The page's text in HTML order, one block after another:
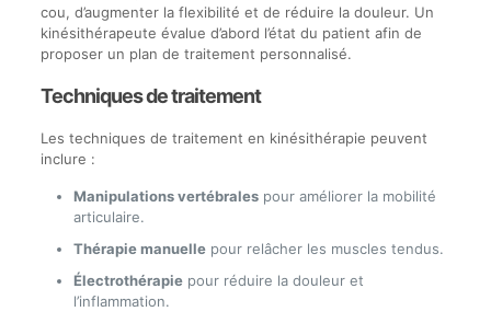
cou, d’augmenter la flexibilité et de réduire la douleur. Un
kinésithérapeute évalue d’abord l’état du patient afin de
proposer un plan de traitement personnalisé.
Techniques de traitement
Les techniques de traitement en kinésithérapie peuvent
inclure :
Manipulations vertébralespour améliorer la mobilité
articulaire.
Thérapie manuellepour relâcher les muscles tendus.
Électrothérapiepour réduire la douleur et
l’inflammation.